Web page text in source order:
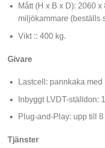
Mått (H x B x D): 2060
miljökammare (beställs
Vikt :: 400 kg.
Givare
Lastcell: pannkaka
Inbyggt LVDT-ställdon:
Plug-and-Play: upp till 8
Tjänster